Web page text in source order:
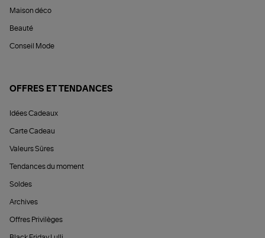
Maison déco
Beauté
Conseil Mode
OFFRES ET TENDANCES
Idées Cadeaux
Carte Cadeau
Valeurs Sûres
Tendances du moment
Soldes
Archives
Offres Privilèges